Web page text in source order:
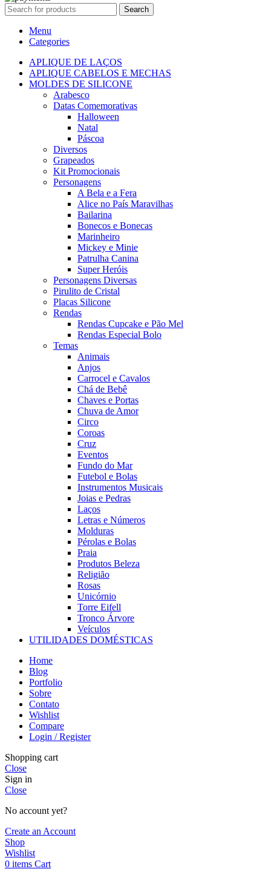
Search
Menu
Categories
APLIQUE DE LAÇOS
APLIQUE CABELOS E MECHAS
MOLDES DE SILICONE
Arabesco
Datas Comemorativas
Halloween
Natal
Páscoa
Diversos
Grapeados
Kit Promocionais
Personagens
A Bela e a Fera
Alice no País Maravilhas
Bailarina
Bonecos e Bonecas
Marinheiro
Mickey e Minie
Patrulha Canina
Super Heróis
Personagens Diversas
Pirulito de Cristal
Placas Silicone
Rendas
Rendas Cupcake e Pão Mel
Rendas Especial Bolo
Temas
Animais
Anjos
Carrocel e Cavalos
Chá de Bebê
Chaves e Portas
Chuva de Amor
Circo
Coroas
Cruz
Eventos
Fundo do Mar
Futebol e Bolas
Instrumentos Musicais
Joias e Pedras
Laços
Letras e Números
Molduras
Pérolas e Bolas
Praia
Produtos Beleza
Religião
Rosas
Unicórnio
Torre Eifell
Tronco Árvore
Veículos
UTILIDADES DOMÉSTICAS
Home
Blog
Portfolio
Sobre
Contato
Wishlist
Compare
Login / Register
Shopping cart
Close
Sign in
Close
No account yet?
Create an Account
Shop
Wishlist
0 items Cart